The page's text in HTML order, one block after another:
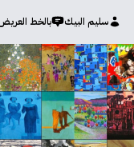
سليم البيك بالخط